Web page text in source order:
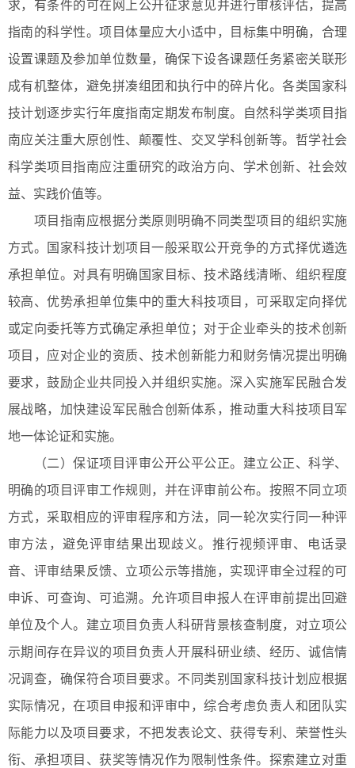
求，有条件的可在网上公开征求意见并进行审核评估，提高
指南的科学性。项目体量应大小适中，目标集中明确，合理
设置课题及参加单位数量，确保下设各课题任务紧密关联形
成有机整体，避免拼凑组团和执行中的碎片化。各类国家科
技计划逐步实行年度指南定期发布制度。自然科学类项目指
南应关注重大原创性、颠覆性、交叉学科创新等。哲学社会
科学类项目指南应注重研究的政治方向、学术创新、社会效
益、实践价值等。
项目指南应根据分类原则明确不同类型项目的组织实施
方式。国家科技计划项目一般采取公开竞争的方式择优遴选
承担单位。对具有明确国家目标、技术路线清晰、组织程度
较高、优势承担单位集中的重大科技项目，可采取定向择优
或定向委托等方式确定承担单位；对于企业牵头的技术创新
项目，应对企业的资质、技术创新能力和财务情况提出明确
要求，鼓励企业共同投入并组织实施。深入实施军民融合发
展战略，加快建设军民融合创新体系，推动重大科技项目军
地一体论证和实施。
（二）保证项目评审公开公平公正。建立公正、科学、
明确的项目评审工作规则，并在评审前公布。按照不同立项
方式，采取相应的评审程序和方法，同一轮次实行同一种评
审方法，避免评审结果出现歧义。推行视频评审、电话录
音、评审结果反馈、立项公示等措施，实现评审全过程的可
申诉、可查询、可追溯。允许项目申报人在评审前提出回避
单位及个人。建立项目负责人科研背景核查制度，对立项公
示期间存在异议的项目负责人开展科研业绩、经历、诚信情
况调查，确保符合项目要求。不同类别国家科技计划应根据
实际情况，在项目申报和评审中，综合考虑负责人和团队实
际能力以及项目要求，不把发表论文、获得专利、荣誉性头
衔、承担项目、获奖等情况作为限制性条件。探索建立对重